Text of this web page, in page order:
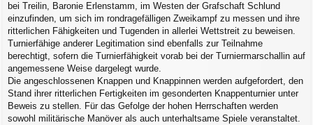
bei Treilin, Baronie Erlenstamm, im Westen der Grafschaft Schlund
einzufinden, um sich im rondragefälligen Zweikampf zu messen und ihre
ritterlichen Fähigkeiten und Tugenden in allerlei Wettstreit zu beweisen.
Turnierfähige anderer Legitimation sind ebenfalls zur Teilnahme
berechtigt, sofern die Turnierfähigkeit vorab bei der Turniermarschallin auf
angemessene Weise dargelegt wurde.
Die angeschlossenen Knappen und Knappinnen werden aufgefordert, den
Stand ihrer ritterlichen Fertigkeiten im gesonderten Knappenturnier unter
Beweis zu stellen. Für das Gefolge der hohen Herrschaften werden
sowohl militärische Manöver als auch unterhaltsame Spiele veranstaltet.